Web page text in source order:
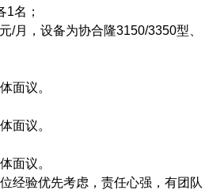
1名；
/月，设备为协合隆3150/3350型、
面议。
面议。
面议。
经验优先考虑，责任心强，有团队